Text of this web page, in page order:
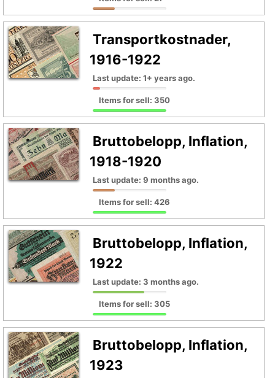
Transportkostnader,
1916-1922
Last update: 1+ years ago.
Items for sell: 350
Bruttobelopp, Inflation,
1918-1920
Last update: 9 months ago.
Items for sell: 426
Bruttobelopp, Inflation,
1922
Last update: 3 months ago.
Items for sell: 305
Bruttobelopp, Inflation,
1923